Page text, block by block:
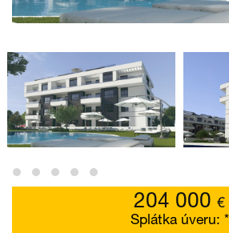
204 000 €
Splátka úveru: *